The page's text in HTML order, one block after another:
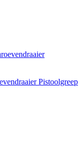
Pistoolgreep